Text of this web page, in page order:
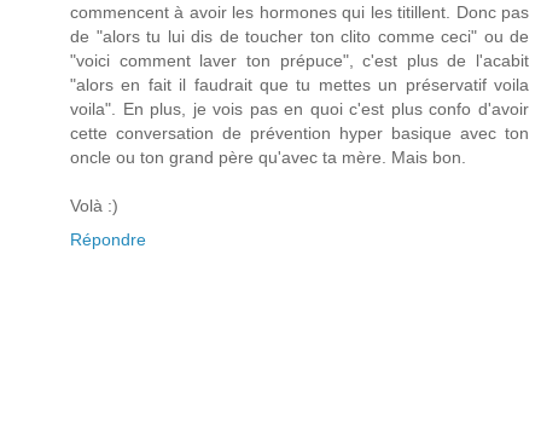
commencent à avoir les hormones qui les titillent. Donc pas
de "alors tu lui dis de toucher ton clito comme ceci" ou de
"voici comment laver ton prépuce", c'est plus de l'acabit
"alors en fait il faudrait que tu mettes un préservatif voila
voila". En plus, je vois pas en quoi c'est plus confo d'avoir
cette conversation de prévention hyper basique avec ton
oncle ou ton grand père qu'avec ta mère. Mais bon.
Volà :)
Répondre